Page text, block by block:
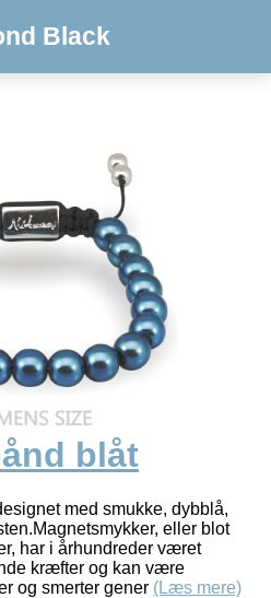
Black
blåt
med smukke, dybblå,
eller blot
har i århundreder været
kræfter og kan være
og smerter gener (Læs mere)